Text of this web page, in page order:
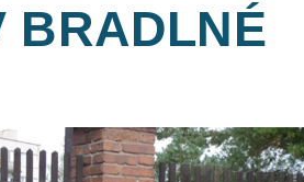
BRADLNÉ